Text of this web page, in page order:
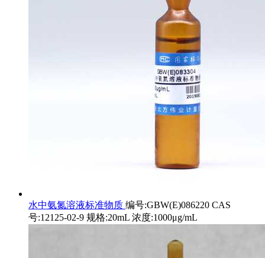
水中氨氮溶液标准物质 编号:GBW(E)086220 CAS
号:12125-02-9 规格:20mL 浓度:1000μg/mL